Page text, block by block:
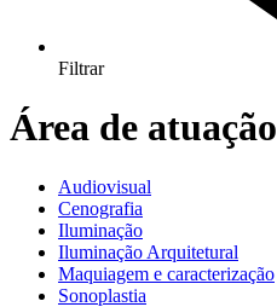
Filtrar
Área de atuação
Audiovisual
Cenografia
Iluminação
Iluminação Arquitetural
Maquiagem e caracterização
Sonoplastia